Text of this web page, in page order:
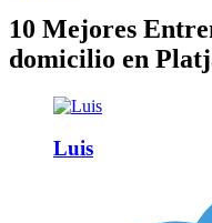
10 Mejores
domicilio en
Luis